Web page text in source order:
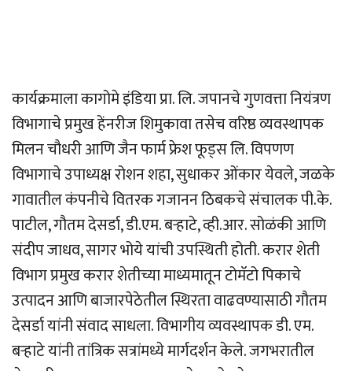
कार्यक्रमाला कागोमे इंडिया प्रा. लि. जपानचे गुणवत्ता नियंत्रण
विभागाचे प्रमुख हेंनरीज शिमुकावा तसेच वरिष्ठ व्यवस्थापक
मिलन चौधरी आणि जैन फार्म फ्रेश फूड्स लि. विपणण
विभागाचे उपाध्यक्ष रोशन शहा, सुधाकर ओंकार येवले, जळके
गावातील कंपनीचे वितरक गजानन ठिबकचे संचालक पी.के.
पाटील, गौतम देसर्डा, डी.एम. बर्‍हाटे, व्ही.आर. सोळंकी आणि
संदीप जाधव, सागर भोये यांची उपस्थिती होती. करार शेती
विभाग प्रमुख करार शेतीच्या माध्यमातून टोमॅटो पिकाचे
उत्पादन आणि बाजारपेठेतील स्थिरता वाढवण्यासाठी गौतम
देसर्डा यांनी संवाद साधला. विभागीय व्यवस्थापक डी. एम.
बर्‍हाटे यांनी तांत्रिक सत्रांमध्ये मार्गदर्शन केले. जगभरातील